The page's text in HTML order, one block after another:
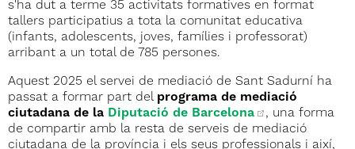
s'ha dut a terme 35 activitats formatives en format
tallers participatius a tota la comunitat educativa
(infants, adolescents, joves, famílies i professorat)
arribant a un total de 785 persones.
Aquest 2025 el servei de mediació de Sant Sadurní ha
passat a formar part del programa de mediació
ciutadana de la Diputació de Barcelona
, una forma
de compartir amb la resta de serveis de mediació
ciutadana de la província i els seus professionals i així,